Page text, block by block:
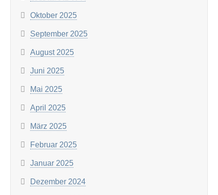
Oktober 2025
September 2025
August 2025
Juni 2025
Mai 2025
April 2025
März 2025
Februar 2025
Januar 2025
Dezember 2024